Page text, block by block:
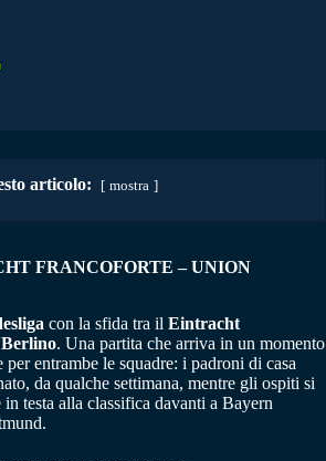
articolo: mostra
FRANCOFORTE – UNION
con la sfida tra il Eintracht
. Una partita che arriva in un momento
entrambe le squadre: i padroni di casa
da qualche settimana, mentre gli ospiti si
testa alla classifica davanti a Bayern